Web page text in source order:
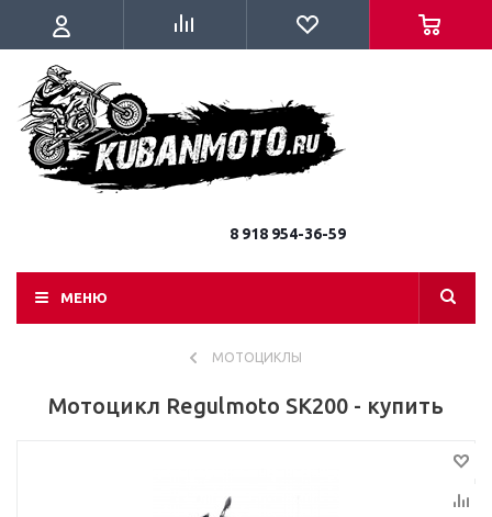
8 918 954-36-59
МЕНЮ
МОТОЦИКЛЫ
Мотоцикл Regulmoto SK200 - купить